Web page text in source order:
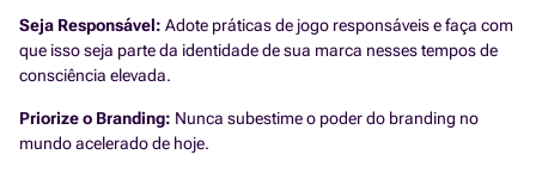
Seja Responsável: Adote práticas de jogo responsáveis e faça com
que isso seja parte da identidade de sua marca nesses tempos de
consciência elevada.
Priorize o Branding: Nunca subestime o poder do branding no
mundo acelerado de hoje.